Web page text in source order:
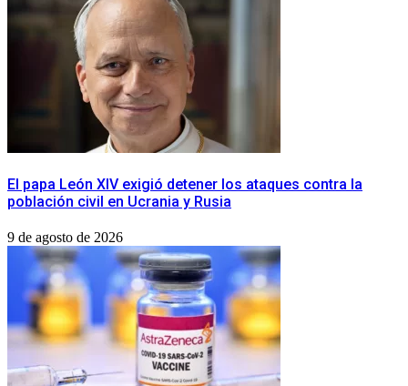
​El papa León XIV exigió detener los ataques contra la
población civil en Ucrania y Rusia
9 de agosto de 2026